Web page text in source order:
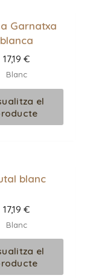
Garnatxa
blanca
17,19 €
Blanc
el
blanc
17,19 €
Blanc
el